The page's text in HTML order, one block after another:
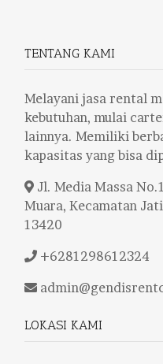
TENTANG KAMI
Melayani jasa rental
kebutuhan, mulai
lainnya. Memiliki
kapasitas yang bisa
Jl. Media Massa
Muara, Kecamatan
13420
+6281298612324
LOKASI KAMI